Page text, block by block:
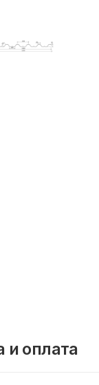
и оплата